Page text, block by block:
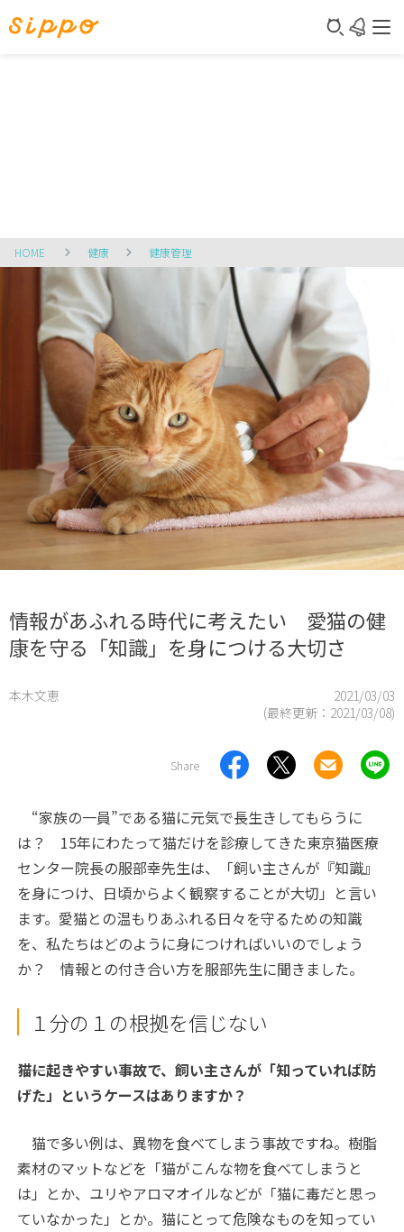
HOME 健康 健康管理
情報があふれる時代に考えたい 愛猫の健
康を守る「知識」を身につける大切さ
本木文恵
2021/03/03
(最終更新： 2021/03/08)
Share
“家族の一員”である猫に元気で長生きしてもらうに
は？ 15年にわたって猫だけを診療してきた東京猫医療
センター院長の服部幸先生は、「飼い主さんが『知識』
を身につけ、日頃からよく観察することが大切」と言い
ます。愛猫との温もりあふれる日々を守るための知識
を、私たちはどのように身につければいいのでしょう
か？ 情報との付き合い方を服部先生に聞きました。
１分の１の根拠を信じない
――猫に起きやすい事故で、飼い主さんが「知っていれば防
げた」というケースはありますか？
猫で多い例は、異物を食べてしまう事故ですね。樹脂
素材のマットなどを「猫がこんな物を食べてしまうと
は」とか、ユリやアロマオイルなどが「猫に毒だと思っ
ていなかった」とか。猫にとって危険なものを知ってい